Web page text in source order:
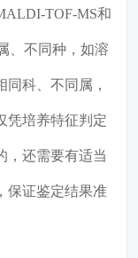
TOF-MS和
、不同种，如溶
科、不同属，
凭培养特征判定
，还需要有适当
保证鉴定结果准